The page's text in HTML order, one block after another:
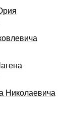
Hиколаевича